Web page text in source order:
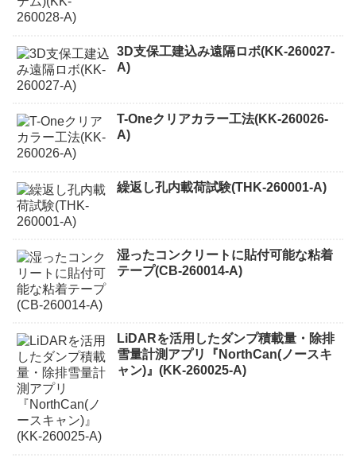
3D支保工建込み遠隔ロボ(KK-260027-
A)
T-Oneクリアカラー工法(KK-260026-
A)
繰返し孔内載荷試験(THK-260001-A)
湿ったコンクリートに貼付可能な粘着
テープ(CB-260014-A)
LiDARを活用したダンプ積載量・除排
雪量計測アプリ『NorthCan(ノースキ
ャン)』(KK-260025-A)